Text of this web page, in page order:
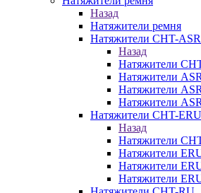
Назад
Натяжители ремня
Натяжители CHT-
Назад
Натяжители
Натяжители
Натяжители
Натяжители
Натяжители CHT-ERU
Назад
Натяжители
Натяжители
Натяжители
Натяжители